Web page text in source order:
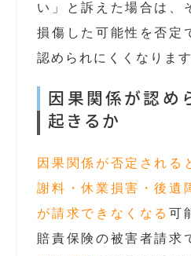
い」と訴えた場合は、
損傷した可能性を否定
認められにくくなります
因果関係が認め
起きるか
因果関係が否定される
謝料・休業損害・後遺
が請求できなくなる可
賠責保険の被害者請求